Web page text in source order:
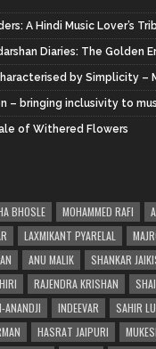
A Hindi Music Lover’s
Diaries: The Golden
by Simplicity –
– bringing inclusivity to
of Withered Flowers
BHOSLE MOHAMMED RAFI
LAXMIKANT PYARELAL
ANU MALIK
SHANKAR
RAJENDRA KRISHAN
ANANDJI INDEEVAR
SAHIR
HASRAT JAIPURI